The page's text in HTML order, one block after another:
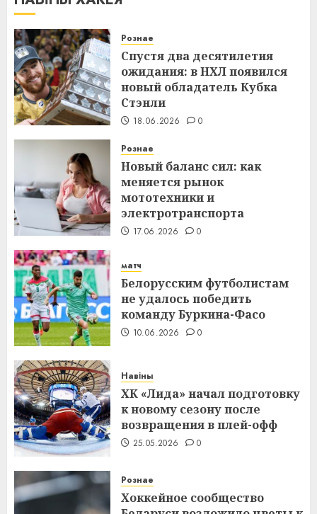
Рознае
Спустя два десятилетия
ожидания: в НХЛ появился
новый обладатель Кубка
Стэнли
18.06.2026 0
Рознае
Новый баланс сил: как
меняется рынок
мототехники и
электротранспорта
17.06.2026 0
матч
Белорусским футболистам
не удалось победить
команду Буркина-Фасо
10.06.2026 0
Навіны
ХК «Лида» начал подготовку
к новому сезону после
возвращения в плей-офф
25.05.2026 0
Рознае
Хоккейное сообщество